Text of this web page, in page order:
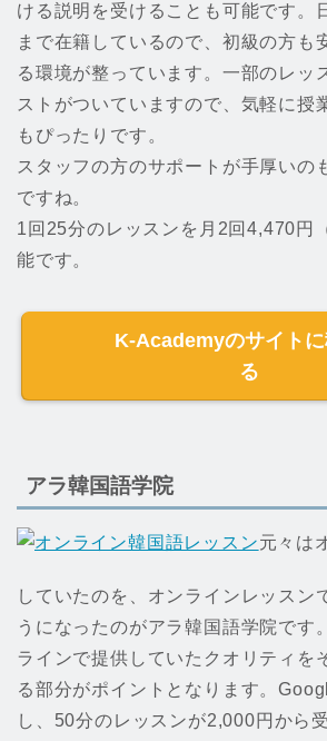
ける説明を受けることも可能です。
まで在籍しているので、初級の方も
る環境が整っています。一部のレッ
ストがついていますので、気軽に授
もぴったりです。
スタッフの方のサポートが手厚いの
ですね。
1回25分のレッスンを月2回4,470円
能です。
K-Academyのサイト
る
アラ韓国語学院
元々は
していたのを、オンラインレッスン
うになったのがアラ韓国語学院です
ラインで提供していたクオリティを
る部分がポイントとなります。
し、50分のレッスンが2,000円から